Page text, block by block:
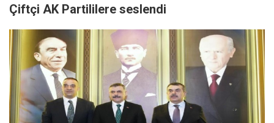
Çiftçi AK Partililere seslendi